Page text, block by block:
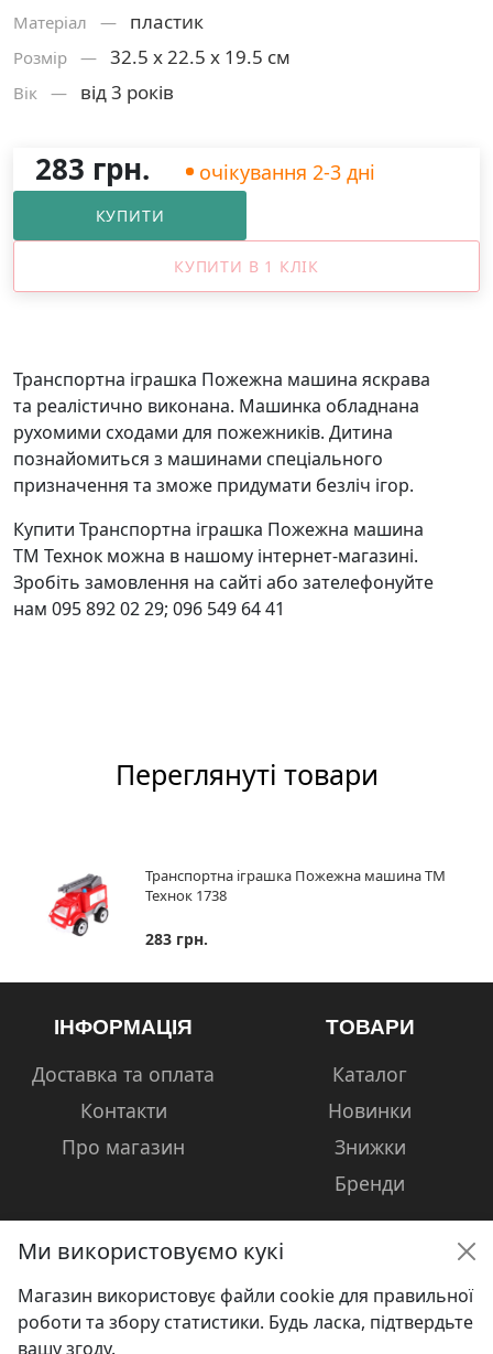
Матерiал — пластик
Розмiр — 32.5 х 22.5 х 19.5 см
Вік — від 3 років
283 грн. очікування 2-3 дні
КУПИТИ
КУПИТИ В 1 КЛІК
Транспортна іграшка Пожежна машина яскрава
та реалістично виконана. Машинка обладнана
рухомими сходами для пожежників. Дитина
познайомиться з машинами спеціального
призначення та зможе придумати безліч ігор.
Купити Транспортна іграшка Пожежна машина
ТМ Технок можна в нашому інтернет-магазині.
Зробіть замовлення на сайті або зателефонуйте
нам 095 892 02 29; 096 549 64 41
Переглянуті товари
Транспортна іграшка Пожежна машина ТМ
Технок 1738
283 грн.
ІНФОРМАЦІЯ
Доставка та оплата
Контакти
Про магазин
ТОВАРИ
Каталог
Новинки
Знижки
Бренди
КОНТАКТИ
Ми використовуємо кукі
Магазин використовує файли cookie для правильної
роботи та збору статистики. Будь ласка, підтвердьте
вашу згоду.